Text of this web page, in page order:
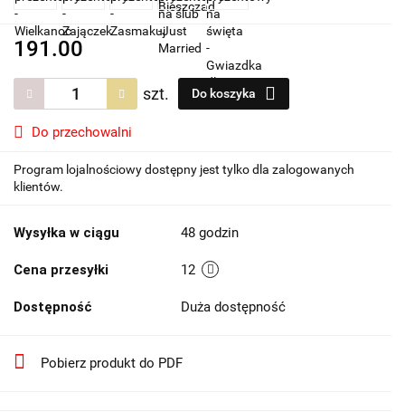
191.00
szt. Do koszyka
Do przechowalni
Program lojalnościowy dostępny jest tylko dla zalogowanych
klientów.
Wysyłka w ciągu 48 godzin
Cena przesyłki 12
Dostępność Duża dostępność
Pobierz produkt do PDF